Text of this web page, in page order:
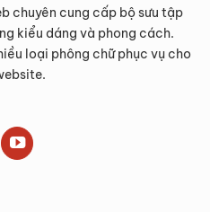
chuyên cung cấp bộ sưu tập
kiểu dáng và phong cách.
loại phông chữ phục vụ cho